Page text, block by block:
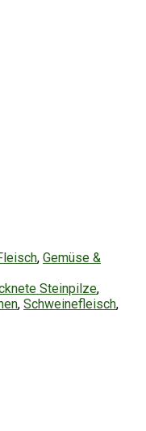
, Gemüse &
Steinpilze,
, Schweinefleisch,